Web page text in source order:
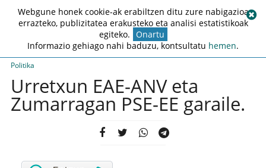
Politika
Urretxun EAE-ANV eta
Zumarragan PSE-EE garaile.
Webgune honek cookie-ak erabiltzen ditu zure nabigazioa
errazteko, publizitatea erakusteko eta analisi estatistikoak
egiteko. Onartu
Informazio gehiago nahi baduzu, kontsultatu hemen.